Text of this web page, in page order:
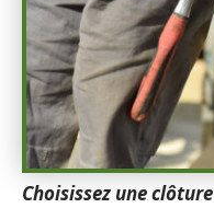
Choisissez une